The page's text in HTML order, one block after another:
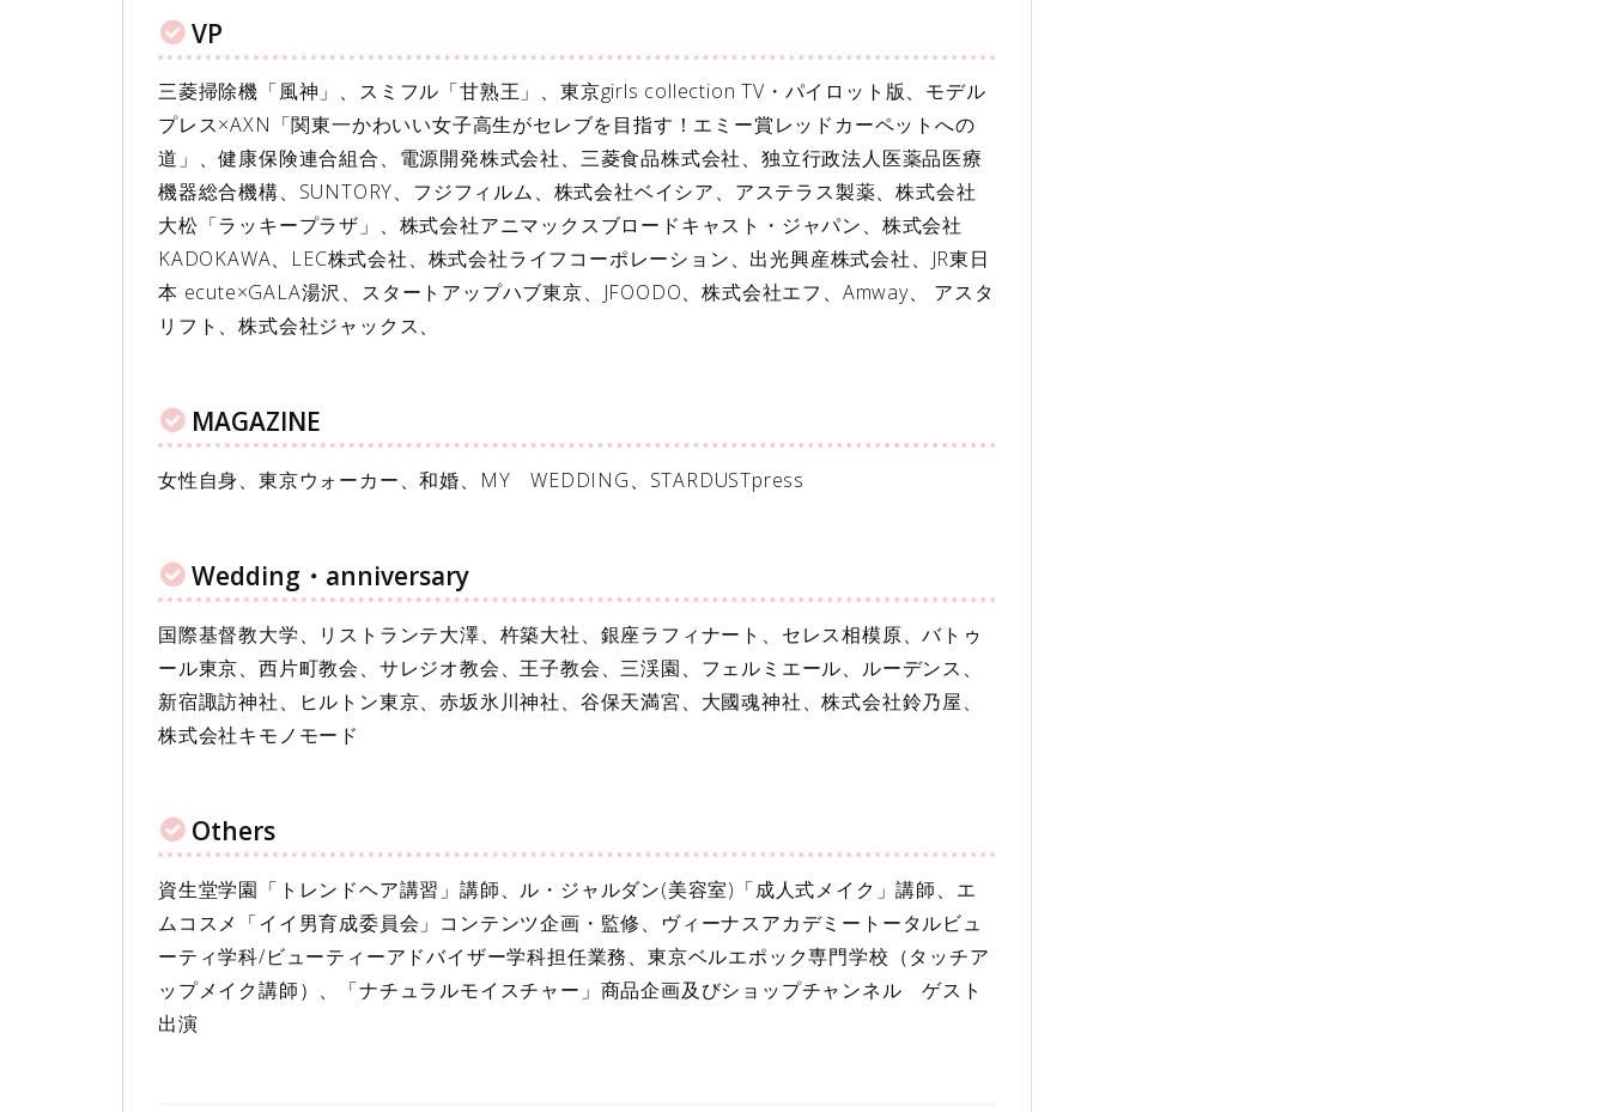
VP
三菱掃除機「風神」、スミフル「甘熟王」、東京girls collection TV・パイロット版、モデル
プレス×AXN「関東一かわいい女子高生がセレブを目指す！エミー賞レッドカーペットへの
道」、健康保険連合組合、電源開発株式会社、三菱食品株式会社、独立行政法人医薬品医療
機器総合機構、SUNTORY、フジフィルム、株式会社ベイシア、アステラス製薬、株式会社
大松「ラッキープラザ」、株式会社アニマックスブロードキャスト・ジャパン、株式会社
KADOKAWA、LEC株式会社、株式会社ライフコーポレーション、出光興産株式会社、JR東日
本 ecute×GALA湯沢、スタートアップハブ東京、JFOODO、株式会社エフ、Amway、 アスタ
リフト、株式会社ジャックス、
MAGAZINE
女性自身、東京ウォーカー、和婚、MY WEDDING、STARDUSTpress
Wedding・anniversary
国際基督教大学、リストランテ大澤、杵築大社、銀座ラフィナート、セレス相模原、バトゥ
ール東京、西片町教会、サレジオ教会、王子教会、三渓園、フェルミエール、ルーデンス、
新宿諏訪神社、ヒルトン東京、赤坂氷川神社、谷保天満宮、大國魂神社、株式会社鈴乃屋、
株式会社キモノモード
Others
資生堂学園「トレンドヘア講習」講師、ル・ジャルダン(美容室)「成人式メイク」講師、エ
ムコスメ「イイ男育成委員会」コンテンツ企画・監修、ヴィーナスアカデミートータルビュ
ーティ学科/ビューティーアドバイザー学科担任業務、東京ベルエポック専門学校（タッチア
ップメイク講師）、「ナチュラルモイスチャー」商品企画及びショップチャンネル ゲスト
出演